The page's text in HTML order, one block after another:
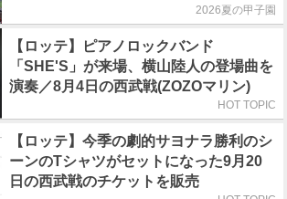
2026夏の甲子園
【ロッテ】ピアノロックバンド
「SHE'S」が来場、横山陸人の登場曲を
演奏／8月4日の西武戦(ZOZOマリン)
HOT TOPIC
【ロッテ】今季の劇的サヨナラ勝利のシ
ーンのTシャツがセットになった9月20
日の西武戦のチケットを販売